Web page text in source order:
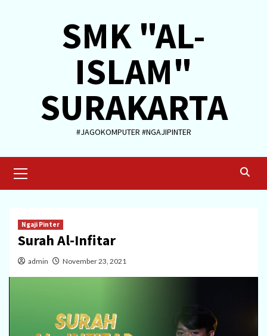
SMK "AL-
ISLAM"
SURAKARTA
#JAGOKOMPUTER #NGAJIPINTER
Menu
Ngaji Pinter
Surah Al-Infitar
admin November 23, 2021